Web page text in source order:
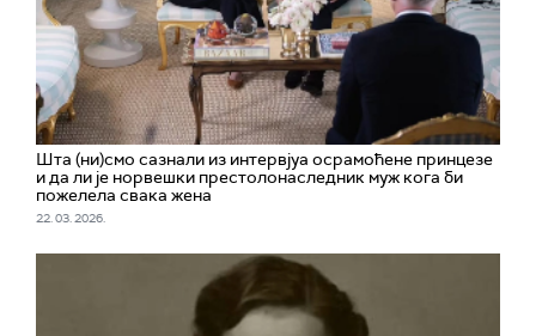
Шта (ни)смо сазнали из интервјуа осрамоћене принцезе
и да ли је норвешки престолонаследник муж кога би
пожелела свака жена
22. 03. 2026.